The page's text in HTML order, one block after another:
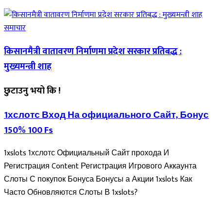
समाचार
किसानमैत्री वातावरण निर्माणमा प्रदेश सरकार प्रतिबद्ध :
मुख्यमन्त्री शाह
छुटाउनु भयो कि !
1хслотс Вход На официального Сайт, Бонус
150% 100 Fs
1xslots 1хслотс Официальный Сайт прохода И
Регистрация Content Регистрация Игрового Аккаунта
Слоты С покупок Бонуса Бонусы а Акции 1xslots Как
Часто Обновляются Слоты В 1xslots?